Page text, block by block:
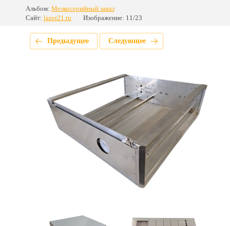
Альбом: Мелкосерийный заказ
Сайт: lazer21.ru Изображение: 11/23
Предыдущее Следующее